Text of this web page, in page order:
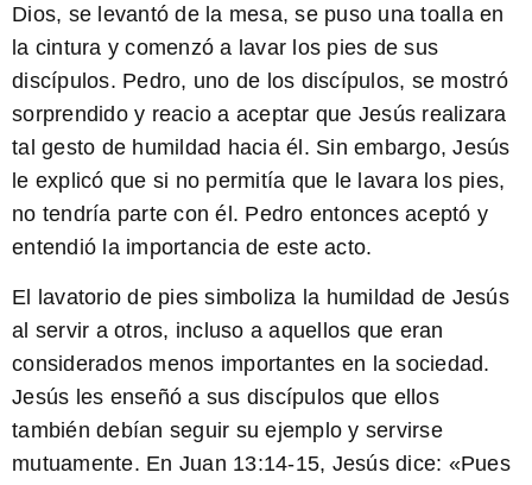
Dios, se levantó de la mesa, se puso una toalla en
la cintura y comenzó a lavar los pies de sus
discípulos. Pedro, uno de los discípulos, se mostró
sorprendido y reacio a aceptar que Jesús realizara
tal gesto de humildad hacia él. Sin embargo, Jesús
le explicó que si no permitía que le lavara los pies,
no tendría parte con él. Pedro entonces aceptó y
entendió la importancia de este acto.
El lavatorio de pies simboliza la humildad de Jesús
al servir a otros, incluso a aquellos que eran
considerados menos importantes en la sociedad.
Jesús les enseñó a sus discípulos que ellos
también debían seguir su ejemplo y servirse
mutuamente. En Juan 13:14-15, Jesús dice: «Pues